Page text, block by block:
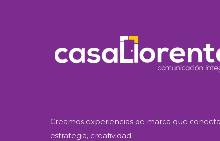
Creamos experiencias de marca que
estrategia, creatividad